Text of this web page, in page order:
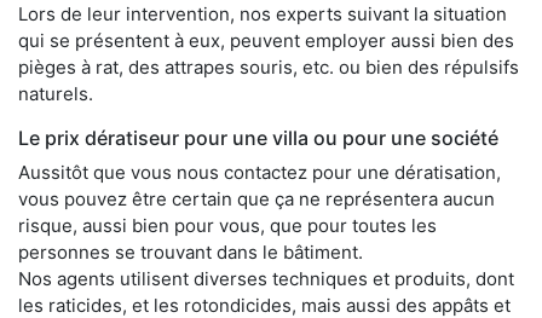
Lors de leur intervention, nos experts suivant la situation
qui se présentent à eux, peuvent employer aussi bien des
pièges à rat, des attrapes souris, etc. ou bien des répulsifs
naturels.
Le prix dératiseur pour une villa ou pour une société
Aussitôt que vous nous contactez pour une dératisation,
vous pouvez être certain que ça ne représentera aucun
risque, aussi bien pour vous, que pour toutes les
personnes se trouvant dans le bâtiment.
Nos agents utilisent diverses techniques et produits, dont
les raticides, et les rotondicides, mais aussi des appâts et